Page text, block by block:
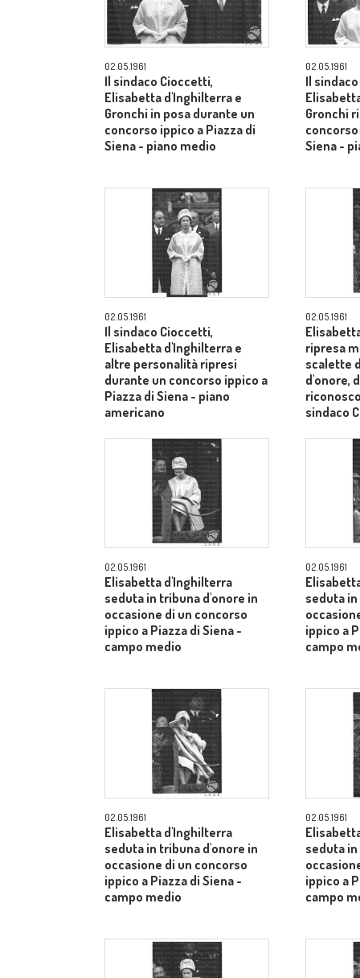
02.05.1961
Il sindaco Cioccetti,
Elisabetta d'Inghilterra e
Gronchi in posa durante un
concorso ippico a Piazza di
Siena - piano medio
02.05.1961
Il
Gronchi
Siena -
02.05.1961
Il sindaco Cioccetti,
Elisabetta d'Inghilterra e
altre personalità ripresi
durante un concorso ippico a
Piazza di Siena - piano
americano
02.05.1961
ripresa
scalette
d'onore,
sindaco
02.05.1961
Elisabetta d'Inghilterra
seduta in tribuna d'onore in
occasione di un concorso
ippico a Piazza di Siena -
campo medio
02.05.1961
seduta
ippico a
campo
02.05.1961
Elisabetta d'Inghilterra
seduta in tribuna d'onore in
occasione di un concorso
ippico a Piazza di Siena -
campo medio
02.05.1961
seduta
ippico a
campo